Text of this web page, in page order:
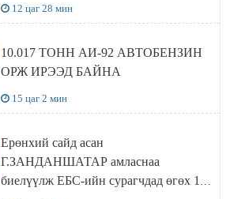
12 цаг 28 мин
10.017 ТОНН АИ-92 АВТОБЕНЗИН
ОРЖ ИРЭЭД БАЙНА
15 цаг 2 мин
Ерөнхий сайд асан
Г.ЗАНДАНШАТАР амласнаа
биелүүлж ЕБС-ийн сурагчдад өгөх 10.